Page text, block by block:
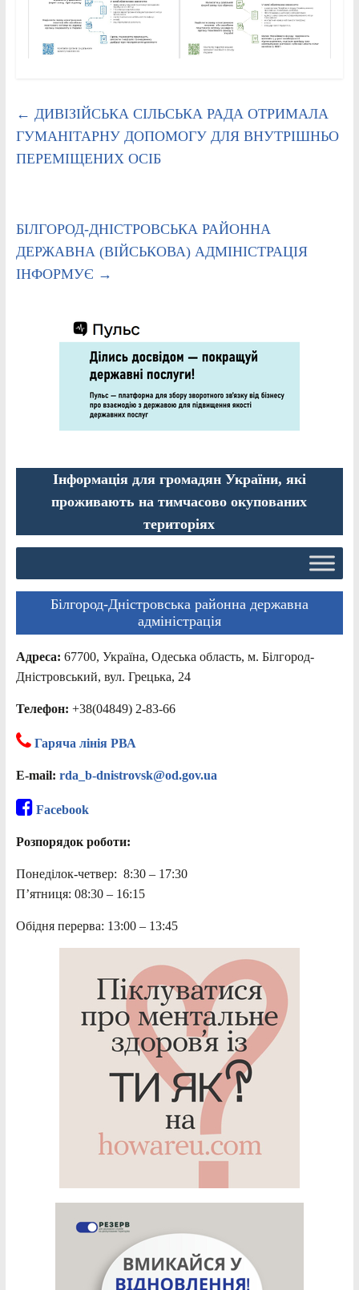
← ДИВІЗІЙСЬКА СІЛЬСЬКА РАДА ОТРИМАЛА
ГУМАНІТАРНУ ДОПОМОГУ ДЛЯ ВНУТРІШНЬО
ПЕРЕМІЩЕНИХ ОСІБ
БІЛГОРОД-ДНІСТРОВСЬКА РАЙОННА
ДЕРЖАВНА (ВІЙСЬКОВА) АДМІНІСТРАЦІЯ
ІНФОРМУЄ →
Інформація для громадян України, які
проживають на тимчасово окупованих
територіях
Білгород-Дністровська районна державна
адміністрація
Адреса: 67700, Україна, Одеська область, м. Білгород-
Дністровський, вул. Грецька, 24
Телефон: +38(04849) 2-83-66
Гаряча лінія РВА
E-mail: rda_b-dnistrovsk@od.gov.ua
Facebook
Розпорядок роботи:
Понеділок-четвер: 8:30 – 17:30
П’ятниця: 08:30 – 16:15
Обідня перерва: 13:00 – 13:45